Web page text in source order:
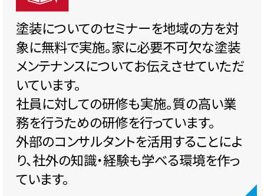
塗装についてのセミナーを地域の方を対
象に無料で実施。家に必要不可欠な塗装
メンテナンスについてお伝えさせていただ
いています。
社員に対しての研修も実施。質の高い業
務を行うための研修を行っています。
外部のコンサルタントを活用することによ
り、社外の知識・経験も学べる環境を作っ
ています。